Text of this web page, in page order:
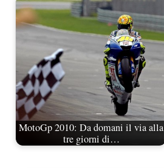
MotoGp 2010: Da domani il via alla
tre giorni di…